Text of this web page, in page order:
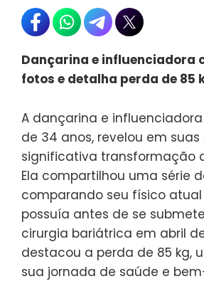
Dançarina e influenciadora
fotos e detalha perda de 85
A dançarina e influenciadora
de 34 anos, revelou em
significativa transformação
Ela compartilhou uma série
comparando seu físico
possuía antes de se
cirurgia bariátrica em abril
destacou a perda de 85 kg,
sua jornada de saúde e